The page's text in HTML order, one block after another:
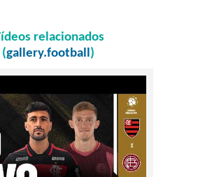
relacionados
(gallery.football)